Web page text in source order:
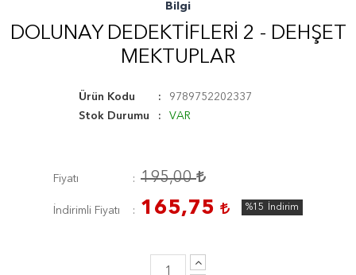
Bilgi
DOLUNAY DEDEKTIFLERI 2 - DEHŞET
MEKTUPLAR
Ürün Kodu
9789752202337
Stok Durumu
VAR
Fiyatı 195,00
İndirimli Fiyatı 165,75 %15 İndirim